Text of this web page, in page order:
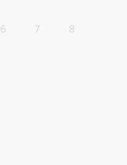
6 7 8